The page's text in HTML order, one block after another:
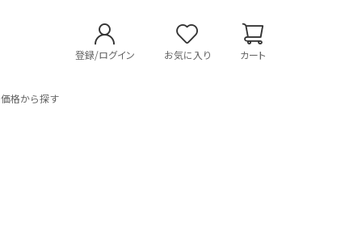
登録/ログイン お気に入り カート
価格から探す